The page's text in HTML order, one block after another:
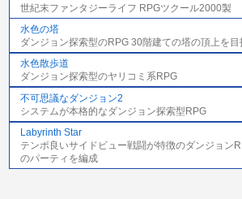
世紀末ファンタジーライフ RPGツクール2000製
水色の塔
ダンジョン探索型のRPG 30階建ての塔の頂上を目
水色散歩道
ダンジョン探索型のヤリコミ系RPG
不可思議なダンジョン2
システムが本格的なダンジョン探索型RPG
Labyrinth Star
テンポ良いサイドビュー戦闘が特徴のダンジョン
のパーティを編成